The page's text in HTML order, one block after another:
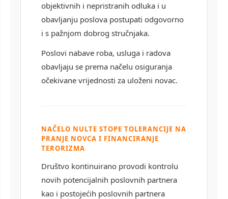
objektivnih i nepristranih odluka i u
obavljanju poslova postupati odgovorno
i s pažnjom dobrog stručnjaka.
Poslovi nabave roba, usluga i radova
obavljaju se prema načelu osiguranja
očekivane vrijednosti za uloženi novac.
NAČELO NULTE STOPE TOLERANCIJE NA
PRANJE NOVCA I FINANCIRANJE
TERORIZMA
Društvo kontinuirano provodi kontrolu
novih potencijalnih poslovnih partnera
kao i postojećih poslovnih partnera